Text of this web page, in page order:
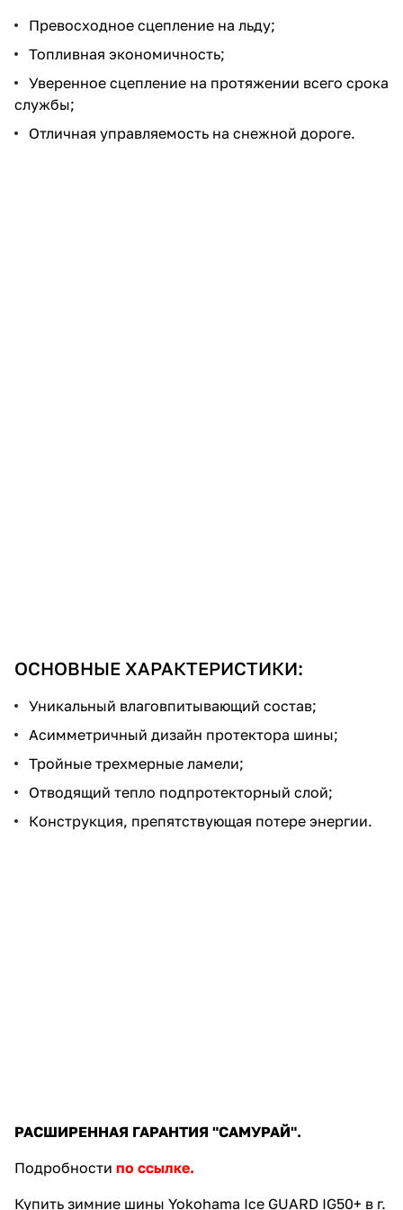
Превосходное сцепление на льду;
Топливная экономичность;
Уверенное сцепление на протяжении всего срока
службы;
Отличная управляемость на снежной дороге.
ОСНОВНЫЕ ХАРАКТЕРИСТИКИ:
Уникальный влаговпитывающий состав;
Асимметричный дизайн протектора шины;
Тройные трехмерные ламели;
Отводящий тепло подпротекторный слой;
Конструкция, препятствующая потере энергии.
РАСШИРЕННАЯ ГАРАНТИЯ "САМУРАЙ".
Подробности по ссылке.
Купить зимние шины Yokohama Ice GUARD IG50+ в г.